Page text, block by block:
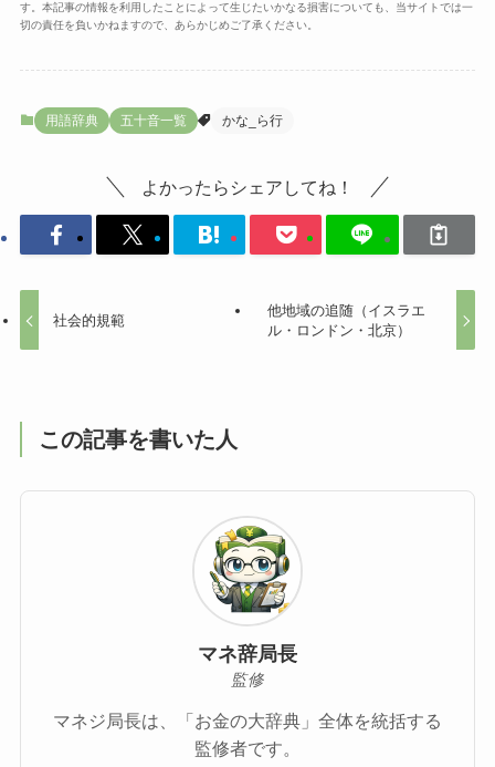
す。本記事の情報を利用したことによって生じたいかなる損害についても、当サイトでは一
切の責任を負いかねますので、あらかじめご了承ください。
用語辞典 五十音一覧 かな_ら行
よかったらシェアしてね！
社会的規範
他地域の追随（イスラエ
ル・ロンドン・北京）
この記事を書いた人
マネ辞局長
監修
マネジ局長は、「お金の大辞典」全体を統括する
監修者です。